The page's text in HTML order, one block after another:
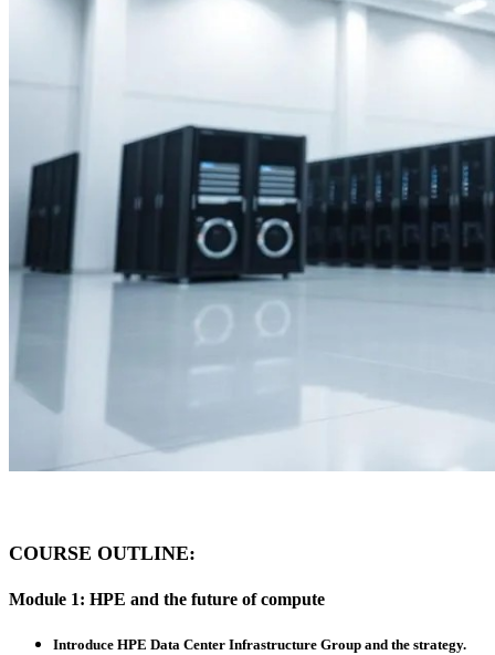
COURSE OUTLINE:
Module 1: HPE and the future of compute
Introduce HPE Data Center Infrastructure Group and the strategy.